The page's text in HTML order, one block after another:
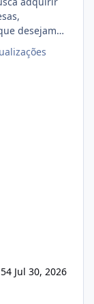
desejam
ativos de
Jul 30, 2026